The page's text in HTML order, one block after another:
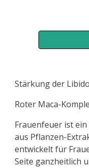
Stärkung der Libido
Roter Maca-
Frauenfeuer ist
aus Pflanzen-
entwickelt für
Seite ganzheitlich